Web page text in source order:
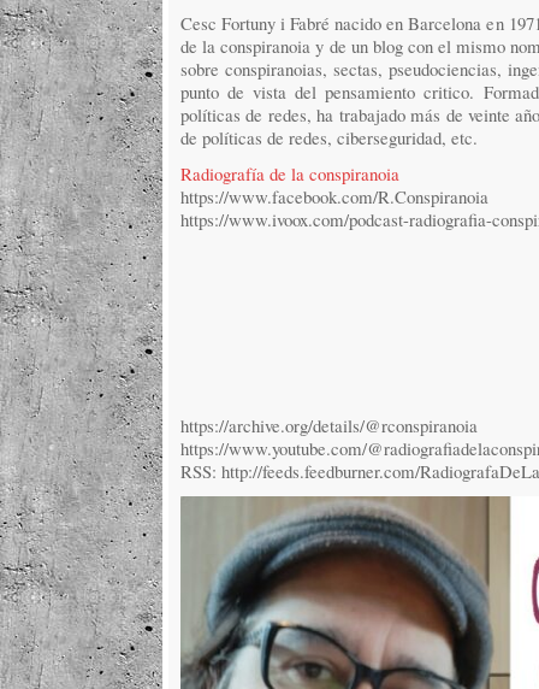
Cesc Fortuny i Fabré nacido en Barcelona en
de la conspiranoia y de un blog con el mismo
sobre conspiranoias, sectas, pseudociencias,
punto de vista del pensamiento critico.
políticas de redes, ha trabajado más de veinte
de políticas de redes, ciberseguridad, etc.
Radiografía de la conspiranoia
https://www.facebook.com/R.Conspiranoia
https://www.ivoox.com/podcast-radiografia-
https://archive.org/details/@rconspiranoia
https://www.youtube.com/
RSS: http://feeds.feedburner.com/